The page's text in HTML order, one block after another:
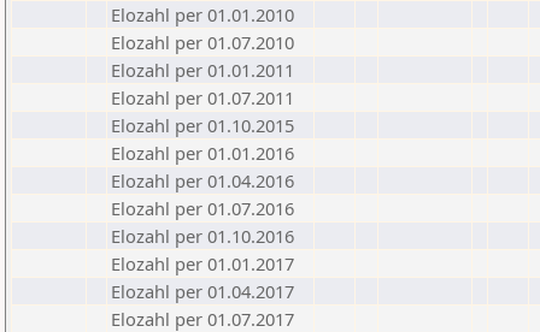
Elozahl per 01.01.2010
Elozahl per 01.07.2010
Elozahl per 01.01.2011
Elozahl per 01.07.2011
Elozahl per 01.10.2015
Elozahl per 01.01.2016
Elozahl per 01.04.2016
Elozahl per 01.07.2016
Elozahl per 01.10.2016
Elozahl per 01.01.2017
Elozahl per 01.04.2017
Elozahl per 01.07.2017